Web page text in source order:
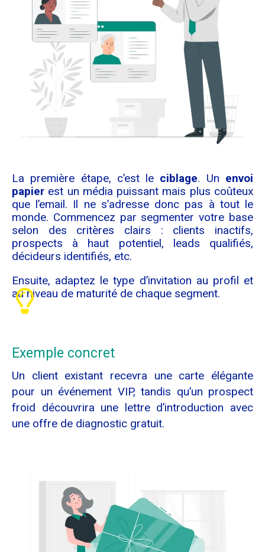
La première étape, c’est le ciblage. Un envoi
papier est un média puissant mais plus coûteux
que l’email. Il ne s’adresse donc pas à tout le
monde. Commencez par segmenter votre base
selon des critères clairs : clients inactifs,
prospects à haut potentiel, leads qualifiés,
décideurs identifiés, etc.
Ensuite, adaptez le type d’invitation au profil et
au niveau de maturité de chaque segment.
Exemple concret
Un client existant recevra une carte élégante
pour un événement VIP, tandis qu’un prospect
froid découvrira une lettre d’introduction avec
une offre de diagnostic gratuit.